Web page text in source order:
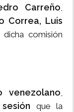
Carreño,
Correa, Luis
comisión
venezolano,
sesión que la